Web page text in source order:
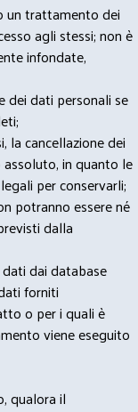
un trattamento dei
agli stessi; non è
infondate,
dei dati personali se
la cancellazione dei
in quanto le
per conservarli;
potranno essere né
dalla
dai database
forniti
o per i quali è
viene eseguito
qualora il